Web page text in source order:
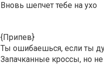
Вновь шепчет тебе на ухо
{Припев}
Ты ошибаешься, если ты
Запачканные кроссы, но